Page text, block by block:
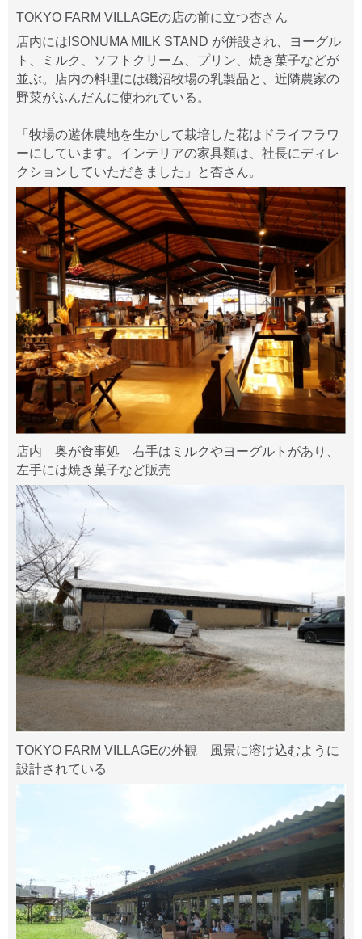
TOKYO FARM VILLAGEの店の前に立つ杏さん
店内にはISONUMA MILK STAND が併設され、ヨーグル
ト、ミルク、ソフトクリーム、プリン、焼き菓子などが
並ぶ。店内の料理には磯沼牧場の乳製品と、近隣農家の
野菜がふんだんに使われている。
「牧場の遊休農地を生かして栽培した花はドライフラワ
ーにしています。インテリアの家具類は、社長にディレ
クションしていただきました」と杏さん。
店内 奥が食事処 右手はミルクやヨーグルトがあり、
左手には焼き菓子など販売
TOKYO FARM VILLAGEの外観 風景に溶け込むように
設計されている